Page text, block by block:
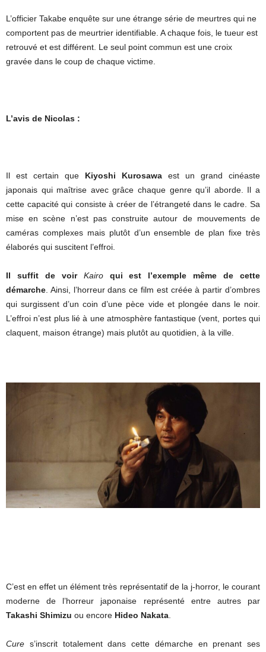
L’officier Takabe enquête sur une étrange série de meurtres qui ne
comportent pas de meurtrier identifiable. A chaque fois, le tueur est
retrouvé et est différent. Le seul point commun est une croix
gravée dans le coup de chaque victime.
L’avis de Nicolas :
Il est certain que Kiyoshi Kurosawa est un grand cinéaste
japonais qui maîtrise avec grâce chaque genre qu’il aborde. Il a
cette capacité qui consiste à créer de l’étrangeté dans le cadre. Sa
mise en scène n’est pas construite autour de mouvements de
caméras complexes mais plutôt d’un ensemble de plan fixe très
élaborés qui suscitent l’effroi.
Il suffit de voir Kairo
qui est l’exemple même de cette
démarche . Ainsi, l’horreur dans ce film est créée à partir d’ombres
qui surgissent d’un coin d’une pèce vide et plongée dans le noir.
L’effroi n’est plus lié à une atmosphère fantastique (vent, portes qui
claquent, maison étrange) mais plutôt au quotidien, à la ville.
C’est en effet un élément très représentatif de la j-horror, le courant
moderne de l’horreur japonaise représenté entre autres par
Takashi Shimizu ou encore Hideo Nakata
Cure s’inscrit totalement dans cette démarche en prenant ses